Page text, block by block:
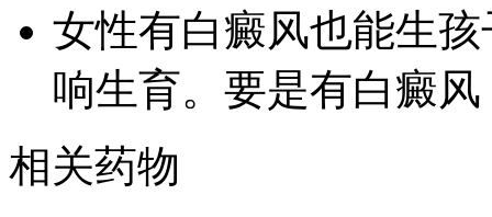
女性有白癜风也能生
响生育。要是有白癜
相关药物